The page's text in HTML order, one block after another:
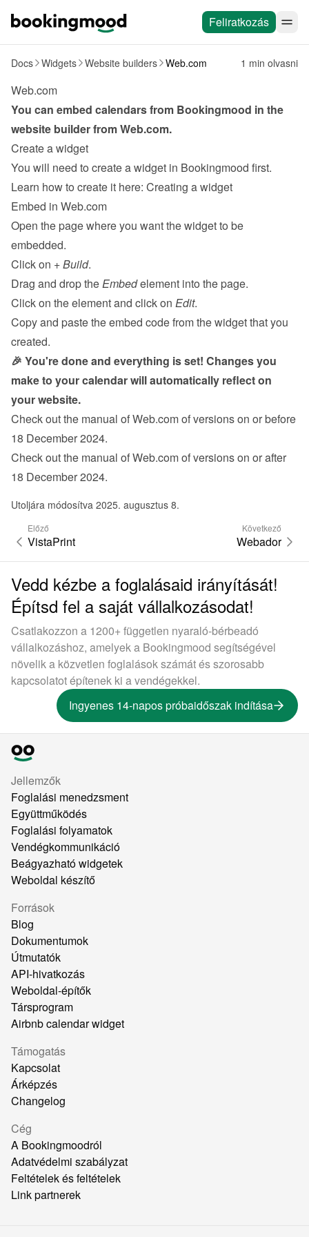
Feliratkozás
Docs Widgets Website builders Web.com 1 min olvasni
Web.com
You can embed calendars from Bookingmood in the
website builder from Web.com.
Create a widget
You will need to create a widget in Bookingmood first.
Learn how to create it here: Creating a widget
Embed in Web.com
Open the page where you want the widget to be
embedded.
Click on + Build.
Drag and drop the Embed element into the page.
Click on the element and click on Edit.
Copy and paste the embed code from the widget that you
created.
🎉 You're done and everything is set! Changes you
make to your calendar will automatically reflect on
your website.
Check out the manual of Web.com of versions on or before
18 December 2024.
Check out the manual of Web.com of versions on or after
18 December 2024.
Utoljára módosítva 2025. augusztus 8.
Előző
VistaPrint
Következő
Webador
Vedd kézbe a foglalásaid irányítását!
Építsd fel a saját vállalkozásodat!
Csatlakozzon a 1200+ független nyaraló-bérbeadó
vállalkozáshoz, amelyek a Bookingmood segítségével
növelik a közvetlen foglalások számát és szorosabb
kapcsolatot építenek ki a vendégekkel.
Ingyenes 14-napos próbaidőszak indítása
Jellemzők
Foglalási menedzsment
Együttműködés
Foglalási folyamatok
Vendégkommunikáció
Beágyazható widgetek
Weboldal készítő
Források
Blog
Dokumentumok
Útmutatók
API-hivatkozás
Weboldal-építők
Társprogram
Airbnb calendar widget
Támogatás
Kapcsolat
Árképzés
Changelog
Cég
A Bookingmoodról
Adatvédelmi szabályzat
Feltételek és feltételek
Link partnerek